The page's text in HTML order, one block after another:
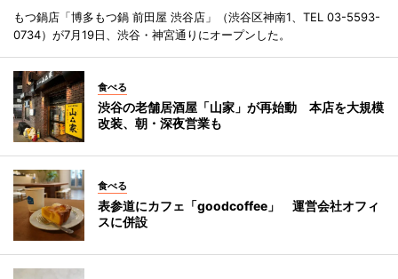
もつ鍋店「博多もつ鍋 前田屋 渋谷店」（渋谷区神南1、TEL 03-5593-
0734）が7月19日、渋谷・神宮通りにオープンした。
食べる
渋谷の老舗居酒屋「山家」が再始動 本店を大規模
改装、朝・深夜営業も
食べる
表参道にカフェ「goodcoffee」 運営会社オフィ
スに併設